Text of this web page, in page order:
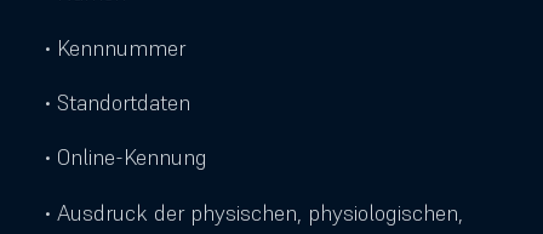
• Kennnummer
• Standortdaten
• Online-Kennung
• Ausdruck der physischen, physiologischen,